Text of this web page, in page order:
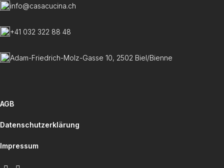
info@casacucina.ch
+41 032 322 88 48
Adam-Friedrich-Molz-Gasse 10, 2502 Biel/Bienne
AGB
Datenschutzerklärung
Impressum